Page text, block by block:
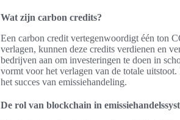
Wat zijn carbon credits?
Een carbon credit vertegenwoordigt één ton
verlagen, kunnen deze credits verdienen en
bedrijven aan om investeringen te doen in
vormt voor het verlagen van de totale
het succes van emissiehandeling.
De rol van blockchain in